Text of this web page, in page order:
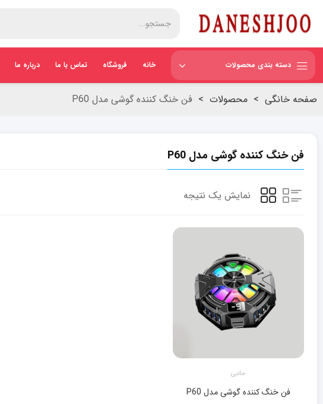
دسته بندی محصولات خانه فروشگاه تماس با ما درباره ما
صفحه خانگی > محصولات > فن خنگ کننده گوشی مدل P60
فن خنگ کننده گوشی مدل P60
نمایش یک نتیجه
جانبی
فن خنگ کننده گوشی مدل P60